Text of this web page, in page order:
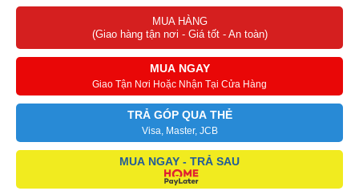
MUA HÀNG
(Giao hàng tận nơi - Giá tốt - An toàn)
MUA NGAY
Giao Tận Nơi Hoặc Nhận Tại Cửa Hàng
TRẢ GÓP QUA THẺ
Visa, Master, JCB
MUA NGAY - TRẢ SAU